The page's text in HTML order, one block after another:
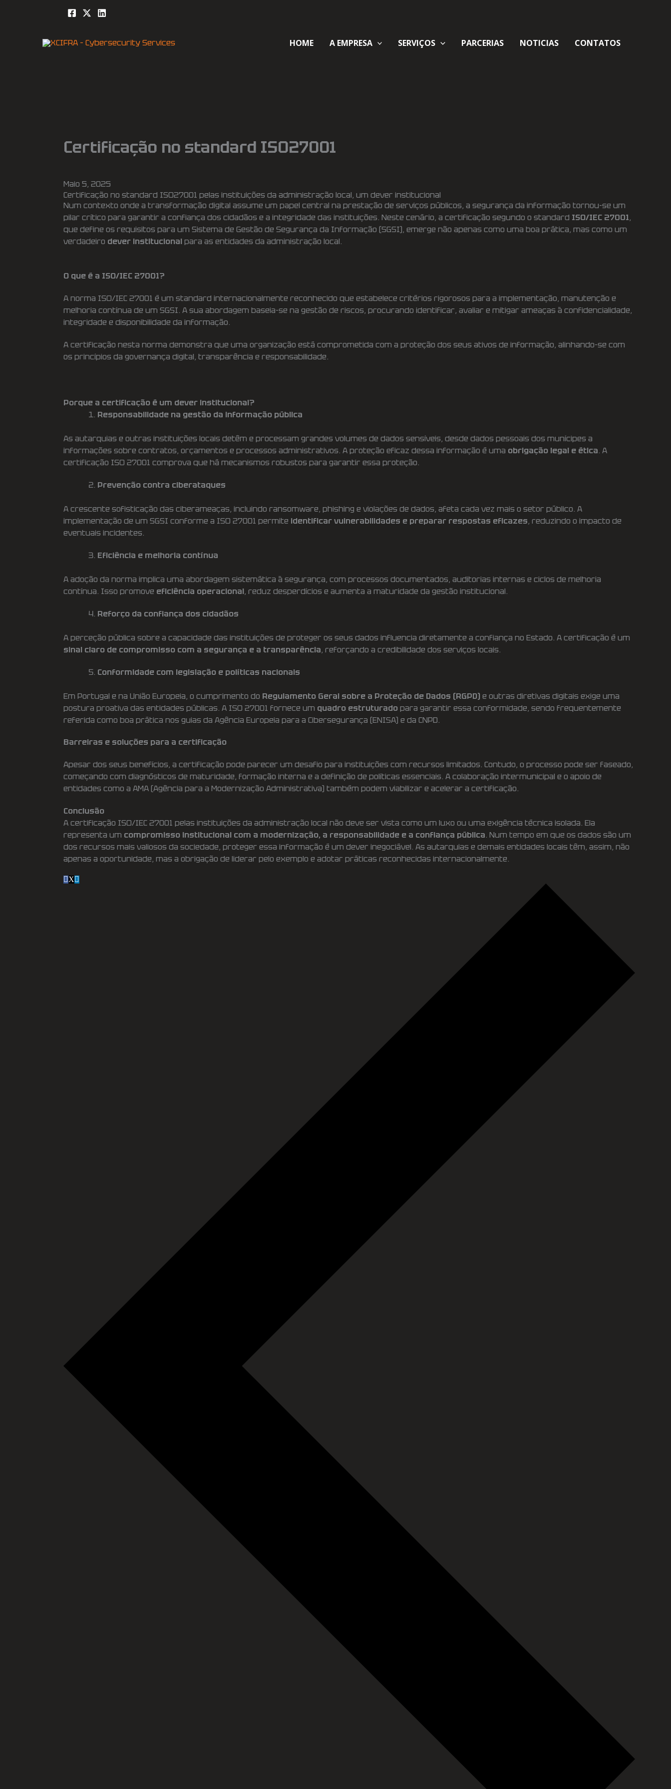
HOME A EMPRESA SERVIÇOS PARCERIAS NOTICIAS CONTATOS
Certificação no standard ISO27001
Maio 5, 2025
Certificação no standard ISO27001 pelas instituições da administração local, um dever institucional
Num contexto onde a transformação digital assume um papel central na prestação de serviços públicos, a segurança da informação tornou-se um
pilar crítico para garantir a confiança dos cidadãos e a integridade das instituições. Neste cenário, a certificação segundo o standard ISO/IEC 27001,
que define os requisitos para um Sistema de Gestão de Segurança da Informação (SGSI), emerge não apenas como uma boa prática, mas como um
verdadeiro dever institucionalpara as entidades da administração local.
O que é a ISO/IEC 27001?
A norma ISO/IEC 27001 é um standard internacionalmente reconhecido que estabelece critérios rigorosos para a implementação, manutenção e
melhoria contínua de um SGSI. A sua abordagem baseia-se na gestão de riscos, procurando identificar, avaliar e mitigar ameaças à confidencialidade,
integridade e disponibilidade da informação.
A certificação nesta norma demonstra que uma organização está comprometida com a proteção dos seus ativos de informação, alinhando-se com
os princípios da governança digital, transparência e responsabilidade.
Porque a certificação é um dever institucional?
Responsabilidade na gestão da informação pública
As autarquias e outras instituições locais detêm e processam grandes volumes de dados sensíveis, desde dados pessoais dos munícipes a
informações sobre contratos, orçamentos e processos administrativos. A proteção eficaz dessa informação é uma obrigação legal e ética. A
certificação ISO 27001 comprova que há mecanismos robustos para garantir essa proteção.
Prevenção contra ciberataques
A crescente sofisticação das ciberameaças, incluindo ransomware, phishing e violações de dados, afeta cada vez mais o setor público. A
implementação de um SGSI conforme a ISO 27001 permite identificar vulnerabilidades e preparar respostas eficazes, reduzindo o impacto de
eventuais incidentes.
Eficiência e melhoria contínua
A adoção da norma implica uma abordagem sistemática à segurança, com processos documentados, auditorias internas e ciclos de melhoria
contínua. Isso promove eficiência operacional, reduz desperdícios e aumenta a maturidade da gestão institucional.
Reforço da confiança dos cidadãos
A perceção pública sobre a capacidade das instituições de proteger os seus dados influencia diretamente a confiança no Estado. A certificação é um
sinal claro de compromisso com a segurança e a transparência, reforçando a credibilidade dos serviços locais.
Conformidade com legislação e políticas nacionais
Em Portugal e na União Europeia, o cumprimento do Regulamento Geral sobre a Proteção de Dados (RGPD)e outras diretivas digitais exige uma
postura proativa das entidades públicas. A ISO 27001 fornece um quadro estruturadopara garantir essa conformidade, sendo frequentemente
referida como boa prática nos guias da Agência Europeia para a Cibersegurança (ENISA) e da CNPD.
Barreiras e soluções para a certificação
Apesar dos seus benefícios, a certificação pode parecer um desafio para instituições com recursos limitados. Contudo, o processo pode ser faseado,
começando com diagnósticos de maturidade, formação interna e a definição de políticas essenciais. A colaboração intermunicipal e o apoio de
entidades como a AMA (Agência para a Modernização Administrativa) também podem viabilizar e acelerar a certificação.
Conclusão
A certificação ISO/IEC 27001 pelas instituições da administração local não deve ser vista como um luxo ou uma exigência técnica isolada. Ela
representa um compromisso institucional com a modernização, a responsabilidade e a confiança pública. Num tempo em que os dados são um
dos recursos mais valiosos da sociedade, proteger essa informação é um dever inegociável. As autarquias e demais entidades locais têm, assim, não
apenas a oportunidade, mas a obrigação de liderar pelo exemplo e adotar práticas reconhecidas internacionalmente.